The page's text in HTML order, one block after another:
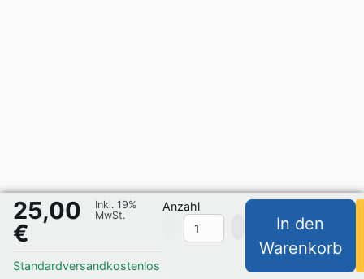
25,00
€
Inkl. 19%
MwSt.
Standardversandkostenlos
Anzahl
In den
Warenkorb